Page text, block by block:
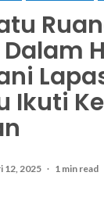
Ikuti
12, 2025 1 min read